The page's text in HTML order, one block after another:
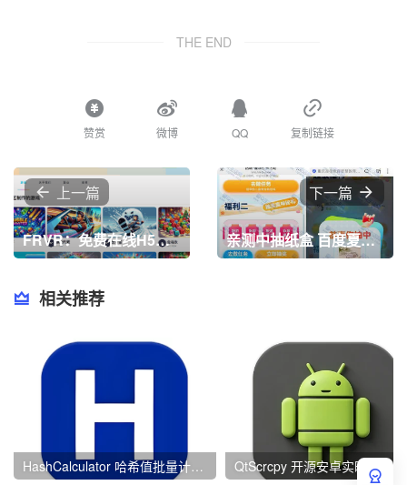
THE END
赞赏 微博 QQ 复制链接
上一篇
FRVR：免费在线H5小游戏老牌平台，提供丰富的游戏选择，支持PC和移动端访问，享受轻松娱乐的乐趣
下一篇
亲测中抽纸盒 百度夏季打卡抽实物
相关推荐
HashCalculator 哈希值批量计算/校验 v7.0.0 绿色版